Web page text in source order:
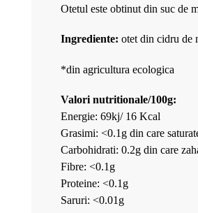
Otetul este obtinut din suc de
Ingrediente: otet din cidru de
*din agricultura ecologica
Valori nutritionale/100g:
Energie: 69kj/ 16 Kcal
Grasimi: <0.1g din care
Carbohidrati: 0.2g din care
Fibre: <0.1g
Proteine: <0.1g
Saruri: <0.01g